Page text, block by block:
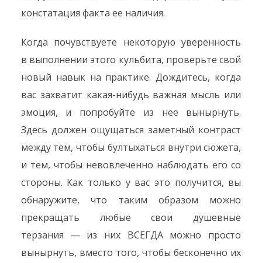
констатация факта ее наличия.
Когда почувствуете некоторую уверенность
в выполнении этого кульбита, проверьте свой
новый навык на практике. Дождитесь, когда
вас захватит какая-нибудь важная мысль или
эмоция, и попробуйте из нее вынырнуть.
Здесь должен ощущаться заметный контраст
между тем, чтобы бултыхаться внутри сюжета,
и тем, чтобы невовлеченно наблюдать его со
стороны. Как только у вас это получится, вы
обнаружите, что таким образом можно
прекращать любые свои душевные
терзания — из них ВСЕГДА можно просто
вынырнуть, вместо того, чтобы бесконечно их